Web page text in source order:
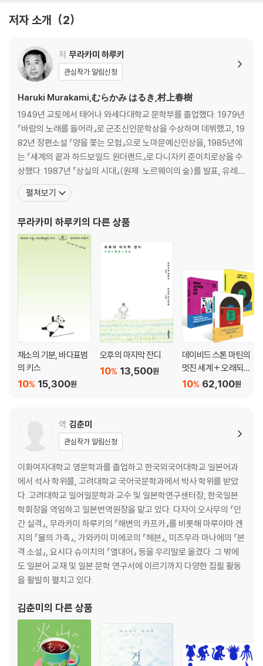
저자 소개 2
저 무라카미 하루키
관심작가 알림신청
Haruki Murakami,むらかみ はるき,村上春樹
1949년 교토에서 태어나 와세다대학교 문학부를 졸업했다. 1979년
『바람의 노래를 들어라』로 군조신인문학상을 수상하며 데뷔했고, 19
82년 장편소설 『양을 쫓는 모험』으로 노마문예신인상을, 1985년에
는 『세계의 끝과 하드보일드 원더랜드』로 다니자키 준이치로상을 수
상했다. 1987년 『상실의 시대』(원제: 노르웨이의 숲)를 발표, 유례없
는 베스트셀러 선풍과 함께 하루키 신드롬을 일으키며 세계적인 작가
로 떠올랐다. 1994년 『태엽 감는 새』로 요미우리문학상을 수상했고,
타임스 ‘올해의 책’에 선정되었다. 그 밖
펼쳐보기
무라카미 하루키 의 다른 상품
채소의 기분, 바다표범
의 키스
15,300원
10%
오후의 마지막 잔디
13,500원
10%
데이비드 스톤 마틴의
멋진 세계 + 오래되고
멋진 클래식 레코드 1,2
62,100원
10%
역 김춘미
관심작가 알림신청
이화여자대학교 영문학과를 졸업하고 한국외국어대학교 일본어과
에서 석사 학위를, 고려대학교 국어국문학과에서 박사 학위를 받았
다. 고려대학교 일어일문학과 교수 및 일본학연구센터장, 한국일본
학회장을 역임하고 일본번역원장을 맡고 있다. 다자이 오사무의 『인
간 실격』, 무라카미 하루키의 『해변의 카프카』를 비롯해 마루야마 겐
지의 『물의 가족』, 가와카미 미에코의 『헤븐』, 미즈무라 마나에의 『본
격 소설』, 요시다 슈이치의 『열대어』 등을 우리말로 옮겼다. 그 밖에
도 일본어 교재 및 일본 문학 연구서에 이르기까지 다양한 집필 활동
을 활발히 펼치고 있다.
김춘미의 다른 상품